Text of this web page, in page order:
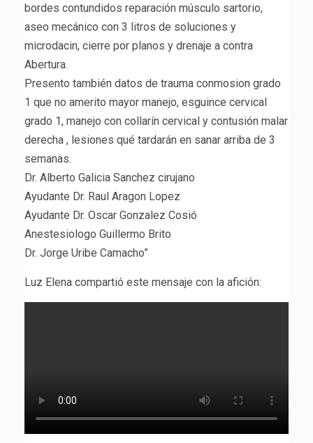
bordes contundidos reparación músculo sartorio,
aseo mecánico con 3 litros de soluciones y
microdacin, cierre por planos y drenaje a contra
Abertura.
Presento también datos de trauma conmosion grado
1 que no amerito mayor manejo, esguince cervical
grado 1, manejo con collarín cervical y contusión malar
derecha , lesiones qué tardarán en sanar arriba de 3
semanas.
Dr. Alberto Galicia Sanchez cirujano
Ayudante Dr. Raul Aragon Lopez
Ayudante Dr. Oscar Gonzalez Cosió
Anestesiologo Guillermo Brito
Dr. Jorge Uribe Camacho”
Luz Elena compartió este mensaje con la afición: